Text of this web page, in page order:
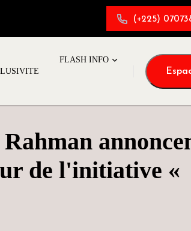
(+225)
FLASH INFO
de l'initiative «